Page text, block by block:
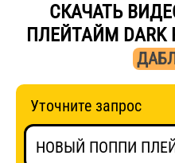
СКАЧАТЬ
ПЛЕЙТАЙМ DARK
Уточните запрос